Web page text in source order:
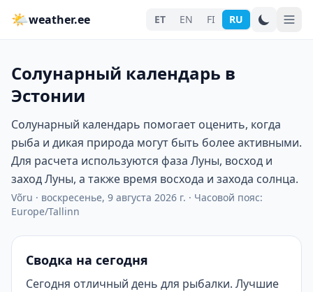
🌤weather.ee ET EN FI RU
Солунарный календарь в
Эстонии
Солунарный календарь помогает оценить, когда
рыба и дикая природа могут быть более активными.
Для расчета используются фаза Луны, восход и
заход Луны, а также время восхода и захода солнца.
Võru · воскресенье, 9 августа 2026 г. · Часовой пояс:
Europe/Tallinn
Сводка на сегодня
Сегодня отличный день для рыбалки. Лучшие